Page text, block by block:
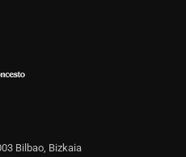
Bilbao, Bizkaia